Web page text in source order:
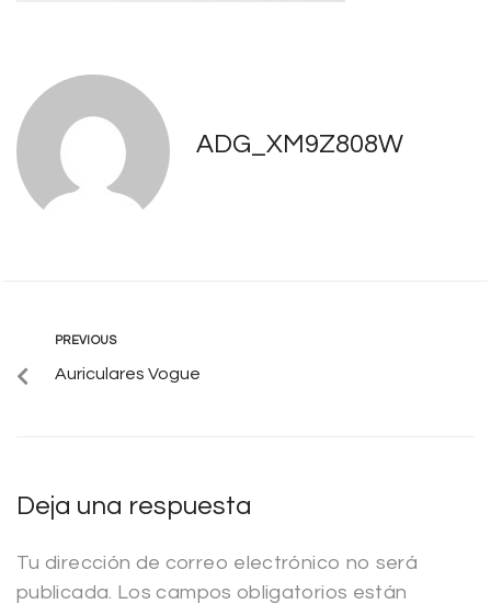
ADG_XM9Z808W
PREVIOUS
Auriculares Vogue
Deja una respuesta
Tu dirección de correo electrónico no será
publicada. Los campos obligatorios están